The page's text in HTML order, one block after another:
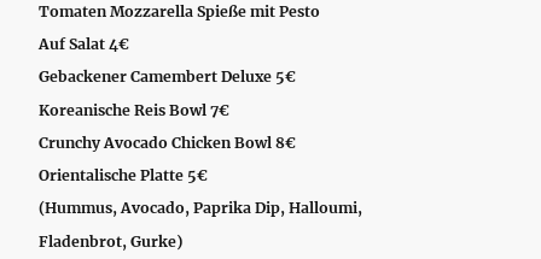
Tomaten Mozzarella Spieße mit Pesto
Auf Salat 4€
Gebackener Camembert Deluxe 5€
Koreanische Reis Bowl 7€
Crunchy Avocado Chicken Bowl 8€
Orientalische Platte 5€
(Hummus, Avocado, Paprika Dip, Halloumi,
Fladenbrot, Gurke)